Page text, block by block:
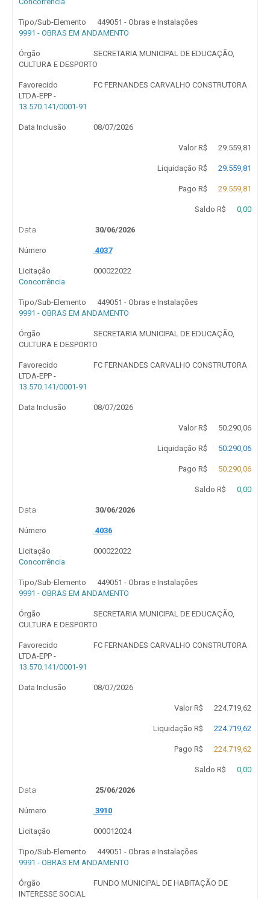
Tipo/Sub-Elemento
449051 - Obras e Instalações
9991 - OBRAS EM ANDAMENTO
Órgão
SECRETARIA MUNICIPAL DE EDUCAÇÃO,
CULTURA E DESPORTO
Favorecido
FC FERNANDES CARVALHO CONSTRUTORA
LTDA-EPP -
13.570.141/0001-91
Data Inclusão 08/07/2026
Valor R$ 29.559,81
Liquidação R$ 29.559,81
Pago R$ 29.559,81
Saldo R$ 0,00
Data 30/06/2026
Número 4037
Licitação
000022022
Concorrência
Tipo/Sub-Elemento
449051 - Obras e Instalações
9991 - OBRAS EM ANDAMENTO
Órgão
SECRETARIA MUNICIPAL DE EDUCAÇÃO,
CULTURA E DESPORTO
Favorecido
FC FERNANDES CARVALHO CONSTRUTORA
LTDA-EPP -
13.570.141/0001-91
Data Inclusão 08/07/2026
Valor R$ 50.290,06
Liquidação R$ 50.290,06
Pago R$ 50.290,06
Saldo R$ 0,00
Data 30/06/2026
Número 4036
Licitação
000022022
Concorrência
Tipo/Sub-Elemento
449051 - Obras e Instalações
9991 - OBRAS EM ANDAMENTO
Órgão
SECRETARIA MUNICIPAL DE EDUCAÇÃO,
CULTURA E DESPORTO
Favorecido
FC FERNANDES CARVALHO CONSTRUTORA
LTDA-EPP -
13.570.141/0001-91
Data Inclusão 08/07/2026
Valor R$ 224.719,62
Liquidação R$ 224.719,62
Pago R$ 224.719,62
Saldo R$ 0,00
Data 25/06/2026
Número 3910
Licitação 000012024
Tipo/Sub-Elemento
449051 - Obras e Instalações
9991 - OBRAS EM ANDAMENTO
Órgão
FUNDO MUNICIPAL DE HABITAÇÃO DE
INTERESSE SOCIAL